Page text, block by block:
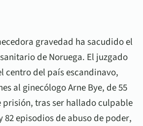
gravedad ha sacudido el
de Noruega. El juzgado
centro del país escandinavo,
al ginecólogo Arne Bye, de 55
prisión, tras ser hallado culpable
82 episodios de abuso de poder,